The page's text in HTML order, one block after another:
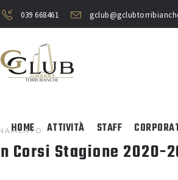
039 668461
HOME ATTIVITÀ STAFF
Corsi Stagione